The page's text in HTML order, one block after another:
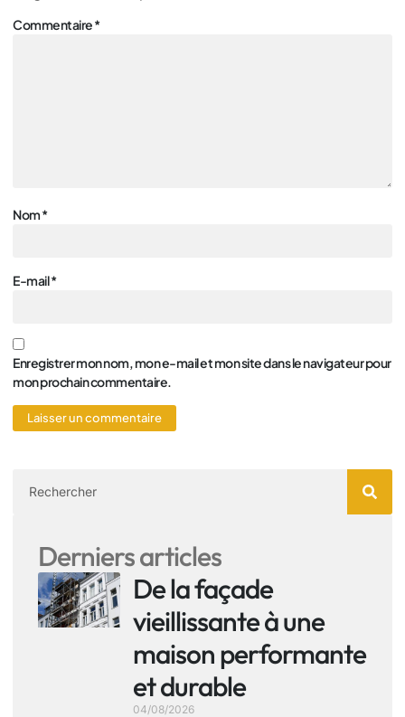
Commentaire*
Nom*
E-mail*
Enregistrer mon nom, mon e-mail et mon site dans le navigateur pour
mon prochain commentaire.
Derniers articles
De la façade
vieillissante à une
maison performante
et durable
04/08/2026